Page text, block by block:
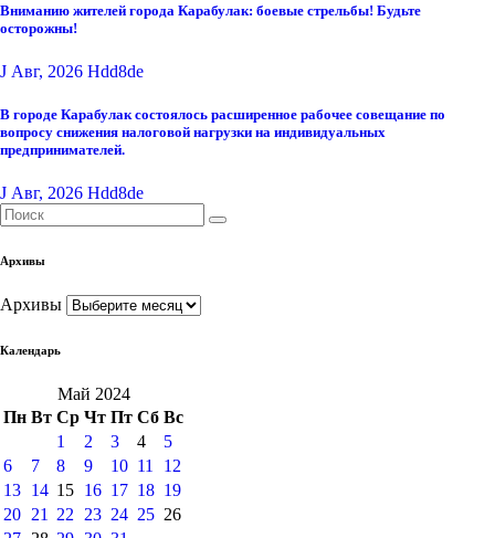
Вниманию жителей города Карабулак: боевые стрельбы! Будьте
осторожны!
J Авг, 2026 Hdd8de
В городе Карабулак состоялось расширенное рабочее совещание по
вопросу снижения налоговой нагрузки на индивидуальных
предпринимателей.
J Авг, 2026 Hdd8de
Архивы
Архивы
Календарь
Май 2024
Пн Вт Ср Чт Пт Сб Вс
1
2 3 4
5
6
7 8 9 10 11
12
13 14 15 16 17 18 19
20 21 22 23 24 25 26